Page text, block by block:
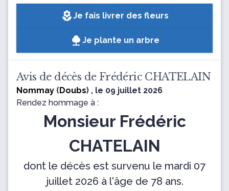
local_floristJe fais livrer des fleurs
Je plante un arbre
Avis de décès de Frédéric CHATELAIN
Nommay (Doubs) , le 09 juillet 2026
Rendez hommage à :
Monsieur Frédéric
CHATELAIN
dont le décès est survenu le mardi 07
juillet 2026 à l'âge de 78 ans.